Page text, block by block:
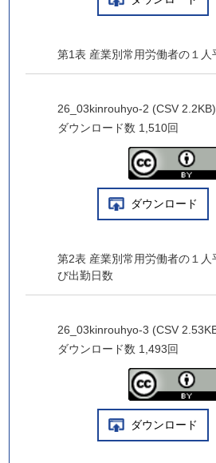
第1表 産業別常用労働者の１
26_03kinrouhyo-2 (CSV 2.2KB)
ダウンロード数 1,510回
ダウンロード
第2表 産業別常用労働者の１人
び出勤日数
26_03kinrouhyo-3 (CSV
ダウンロード数 1,493回
ダウンロード